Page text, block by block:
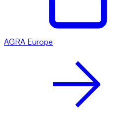
AGRA Europe